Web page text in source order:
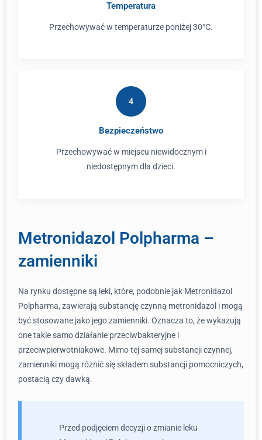
Temperatura
Przechowywać w temperaturze poniżej 30°C.
4
Bezpieczeństwo
Przechowywać w miejscu niewidocznym i
niedostępnym dla dzieci.
Metronidazol Polpharma –
zamienniki
Na rynku dostępne są leki, które, podobnie jak Metronidazol
Polpharma, zawierają substancję czynną metronidazol i mogą
być stosowane jako jego zamienniki. Oznacza to, że wykazują
one takie samo działanie przeciwbakteryjne i
przeciwpierwotniakowe. Mimo tej samej substancji czynnej,
zamienniki mogą różnić się składem substancji pomocniczych,
postacią czy dawką.
Przed podjęciem decyzji o zmianie leku